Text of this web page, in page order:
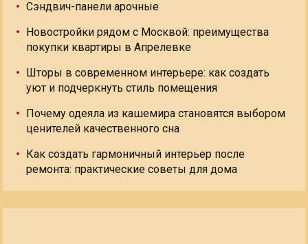
Сэндвич-панели арочные
Новостройки рядом с Москвой: преимущества
покупки квартиры в Апрелевке
Шторы в современном интерьере: как создать
уют и подчеркнуть стиль помещения
Почему одеяла из кашемира становятся выбором
ценителей качественного сна
Как создать гармоничный интерьер после
ремонта: практические советы для дома